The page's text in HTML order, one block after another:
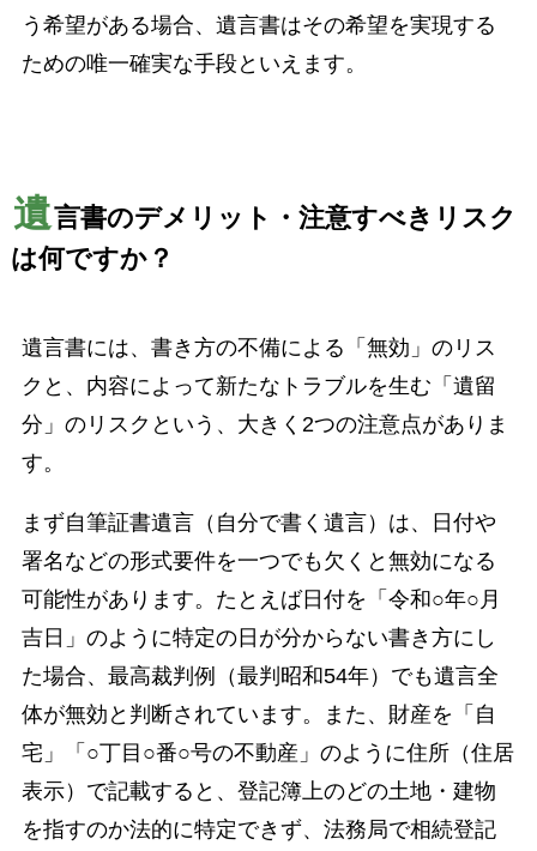
う希望がある場合、遺言書はその希望を実現する
ための唯一確実な手段といえます。
遺言書のデメリット・注意すべきリスク
は何ですか？
遺言書には、書き方の不備による「無効」のリス
クと、内容によって新たなトラブルを生む「遺留
分」のリスクという、大きく2つの注意点がありま
す。
まず自筆証書遺言（自分で書く遺言）は、日付や
署名などの形式要件を一つでも欠くと無効になる
可能性があります。たとえば日付を「令和○年○月
吉日」のように特定の日が分からない書き方にし
た場合、最高裁判例（最判昭和54年）でも遺言全
体が無効と判断されています。また、財産を「自
宅」「○丁目○番○号の不動産」のように住所（住居
表示）で記載すると、登記簿上のどの土地・建物
を指すのか法的に特定できず、法務局で相続登記